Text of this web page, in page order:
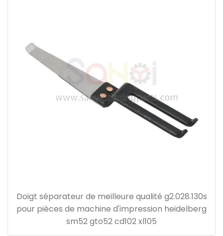
Doigt séparateur de meilleure qualité g2.028.130s
pour pièces de machine d'impression heidelberg
sm52 gto52 cd102 xl105